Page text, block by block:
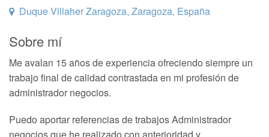
Duque Villaher Zaragoza, Zaragoza, España
Sobre mí
Me avalan 15 años de experiencia ofreciendo siempre un
trabajo final de calidad contrastada en mi profesión de
administrador negocios.
Puedo aportar referencias de trabajos Administrador